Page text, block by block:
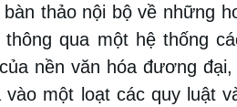
thảo nội bộ về những
qua một hệ thống
nền văn hóa đương
một loạt các quy luật